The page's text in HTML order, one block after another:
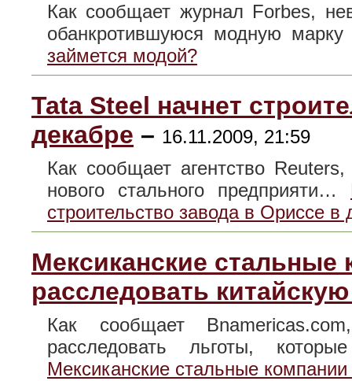
Как сообщает журнал Forbes,
обанкротившуюся модную
займется модой?
Tata Steel начнет
декабре – 16.11.2009, 21:59
Как сообщает агентство
нового стального предприяти…
строительство завода в Ориссе в
Мексиканские
расследовать
Как сообщает
расследовать льготы,
Мексиканские стальные